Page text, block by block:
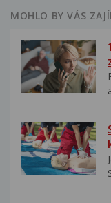
MOHLO BY VÁS